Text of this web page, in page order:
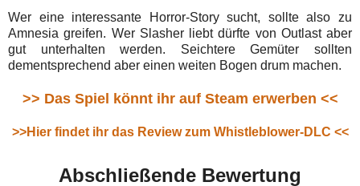
Wer eine interessante Horror-Story sucht, sollte also zu
Amnesia greifen. Wer Slasher liebt dürfte von Outlast aber
gut unterhalten werden. Seichtere Gemüter sollten
dementsprechend aber einen weiten Bogen drum machen.
>> Das Spiel könnt ihr auf Steam erwerben <<
>>Hier findet ihr das Review zum Whistleblower-DLC <<
Abschließende Bewertung